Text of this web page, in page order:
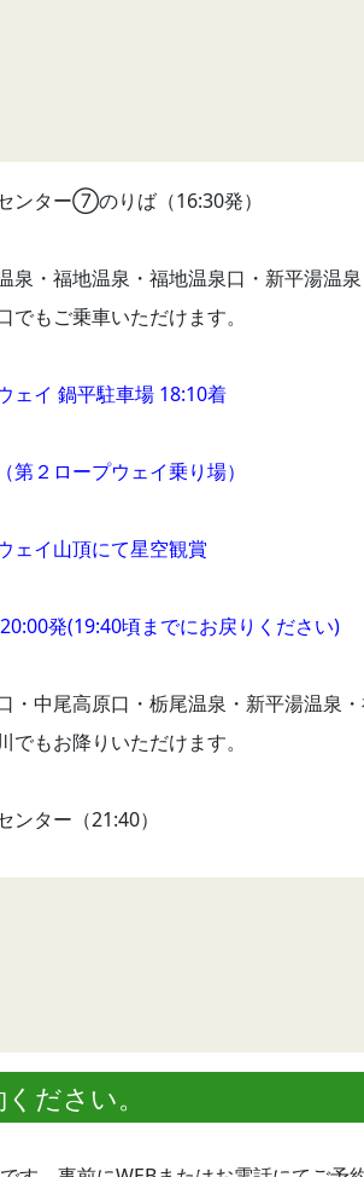
ンター⑦のりば（16:30発）
泉・福地温泉・福地温泉口・新平湯温
でもご乗車いただけます。
ェイ 鍋平駐車場 18:10着
第２ロープウェイ乗り場）
ェイ山頂にて星空観賞
発(19:40頃までにお戻りください)
・中尾高原口・栃尾温泉・新平湯温泉
でもお降りいただけます。
ンター（21:40）
ださい。